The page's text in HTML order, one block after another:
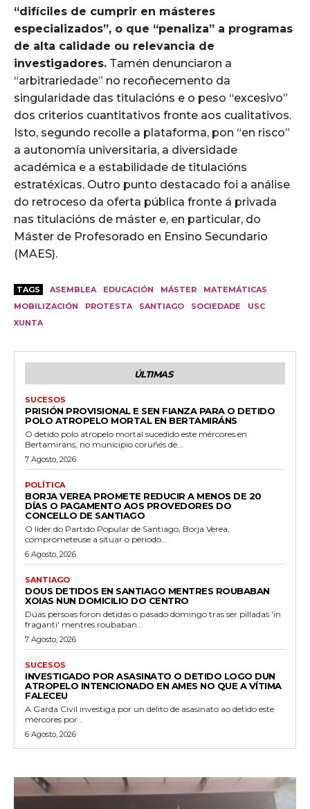
“difíciles de cumprir en másteres
especializados”, o que “penaliza” a programas
de alta calidade ou relevancia de
investigadores. Tamén denunciaron a
“arbitrariedade” no recoñecemento da
singularidade das titulacións e o peso “excesivo”
dos criterios cuantitativos fronte aos cualitativos.
Isto, segundo recolle a plataforma, pon “en risco”
a autonomía universitaria, a diversidade
académica e a estabilidade de titulacións
estratéxicas. Outro punto destacado foi a análise
do retroceso da oferta pública fronte á privada
nas titulacións de máster e, en particular, do
Máster de Profesorado en Ensino Secundario
(MAES).
TAGS ASEMBLEA EDUCACIÓN MÁSTER
MATEMÁTICAS
MOBILIZACIÓN
PROTESTA SANTIAGO SOCIEDADE
USC
XUNTA
ÚLTIMAS
SUCESOS
PRISIÓN PROVISIONAL E SEN FIANZA PARA O DETIDO
POLO ATROPELO MORTAL EN BERTAMIRÁNS
O detido polo atropelo mortal sucedido este mércores en
Bertamiráns, no municipio coruñés de...
7 Agosto, 2026
POLÍTICA
BORJA VEREA PROMETE REDUCIR A MENOS DE 20
DÍAS O PAGAMENTO AOS PROVEDORES DO
CONCELLO DE SANTIAGO
O líder do Partido Popular de Santiago, Borja Verea,
comprometeuse a situar o período...
6 Agosto, 2026
SANTIAGO
DOUS DETIDOS EN SANTIAGO MENTRES ROUBABAN
XOIAS NUN DOMICILIO DO CENTRO
Dúas persoas foron detidas o pasado domingo tras ser pilladas 'in
fraganti' mentres roubaban...
7 Agosto, 2026
SUCESOS
INVESTIGADO POR ASASINATO O DETIDO LOGO DUN
ATROPELO INTENCIONADO EN AMES NO QUE A VÍTIMA
FALECEU
A Garda Civil investiga por un delito de asasinato ao detido este
mércores por...
6 Agosto, 2026